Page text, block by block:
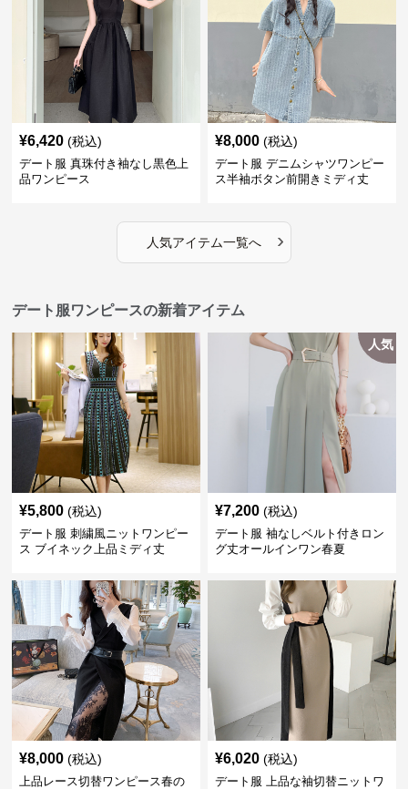
¥6,420 (税込)
デート服 真珠付き袖なし黒色上
品ワンピース
¥8,000 (税込)
デート服 デニムシャツワンピー
ス半袖ボタン前開きミディ丈
人気アイテム一覧へ ›
デート服ワンピースの新着アイテム
¥5,800 (税込)
デート服 刺繍風ニットワンピー
ス ブイネック上品ミディ丈
人気
¥7,200 (税込)
デート服 袖なしベルト付きロン
グ丈オールインワン春夏
¥8,000 (税込)
上品レース切替ワンピース春の
¥6,020 (税込)
デート服 上品な袖切替ニットワ